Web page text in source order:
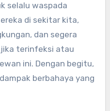
selalu waspada
di sekitar kita,
dan segera
terinfeksi atau
ini. Dengan begitu,
berbahaya yang